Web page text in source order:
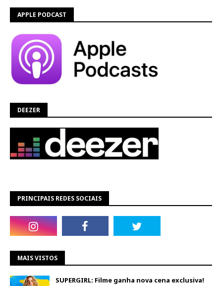
APPLE PODCAST
DEEZER
PRINCIPAIS REDES SOCIAIS
MAIS VISTOS
SUPERGIRL: Filme ganha nova cena exclusiva!